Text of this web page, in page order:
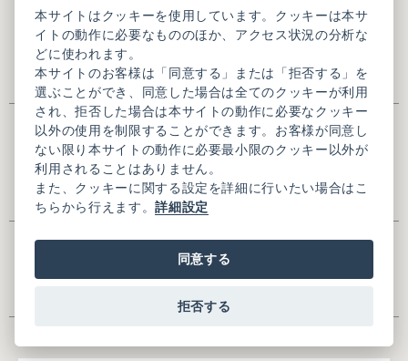
※全角入力
氏名(かな)※
※全角ひらがな入力
メールアドレス※
本サイトはクッキーを使用しています。クッキーは本サ
イトの動作に必要なもののほか、アクセス状況の分析な
どに使われます。
本サイトのお客様は「同意する」または「拒否する」を
選ぶことができ、同意した場合は全てのクッキーが利用
され、拒否した場合は本サイトの動作に必要なクッキー
以外の使用を制限することができます。お客様が同意し
ない限り本サイトの動作に必要最小限のクッキー以外が
利用されることはありません。
また、クッキーに関する設定を詳細に行いたい場合はこ
ちらから行えます。詳細設定
同意する
拒否する